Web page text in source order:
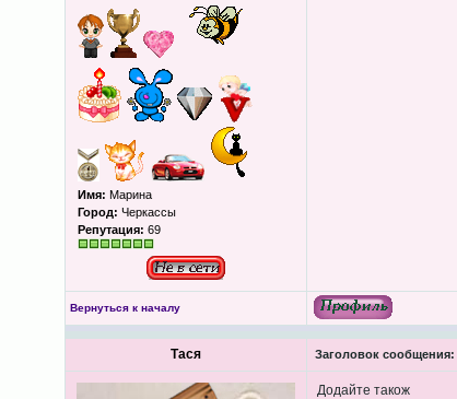
Имя: Марина
Город: Черкассы
Репутация: 69
Вернуться к началу
Тася Заголовок сообщения:
Додайте також